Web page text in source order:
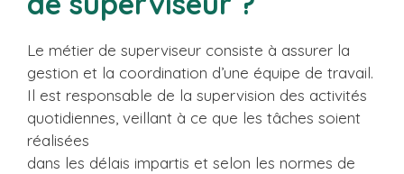
Le métier de superviseur consiste à assurer la
gestion et la coordination d’une équipe de travail.
Il est responsable de la supervision des activités
quotidiennes, veillant à ce que les tâches soient
réalisées
dans les délais impartis et selon les normes de